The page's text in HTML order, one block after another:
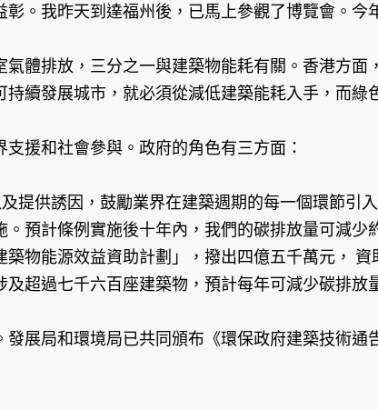
。我昨天到達福州後，已馬上參觀了博覽會。今
體排放，三分之一與建築物能耗有關。香港方
續發展城市，就必須從減低建築能耗入手，而綠
援和社會參與。政府的角色有三方面：
提供誘因，鼓勵業界在建築週期的每一個環節引
預計條例實施後十年內，我們的碳排放量可減
物能源效益資助計劃」，撥出四億五千萬元，
超過七千六百座建築物，預計每年可減少碳排放
展局和環境局已共同頒布《環保政府建築技術